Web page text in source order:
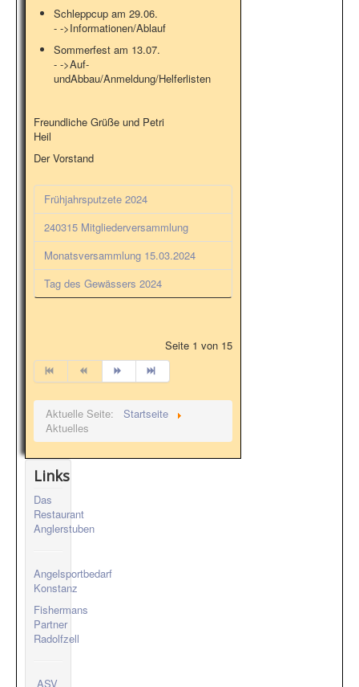
Schleppcup am 29.06.
- ->Informationen/Ablauf
Sommerfest am 13.07.
- ->Auf-
undAbbau/Anmeldung/Helferlisten
Freundliche Grüße und Petri
Heil
Der Vorstand
Frühjahrsputzete 2024
240315 Mitgliederversammlung
Monatsversammlung 15.03.2024
Tag des Gewässers 2024
Seite 1 von 15
Aktuelle Seite:
Startseite
Aktuelles
Links
Das
Restaurant
Anglerstuben
Angelsportbedarf
Konstanz
Fishermans
Partner
Radolfzell
ASV